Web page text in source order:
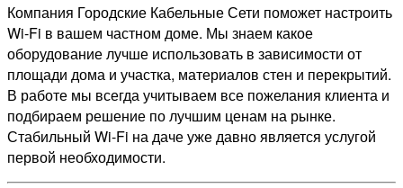
Компания Городские Кабельные Сети поможет настроить
Wi-Fi в вашем частном доме. Мы знаем какое
оборудование лучше использовать в зависимости от
площади дома и участка, материалов стен и перекрытий.
В работе мы всегда учитываем все пожелания клиента и
подбираем решение по лучшим ценам на рынке.
Стабильный Wi-Fi на даче уже давно является услугой
первой необходимости.